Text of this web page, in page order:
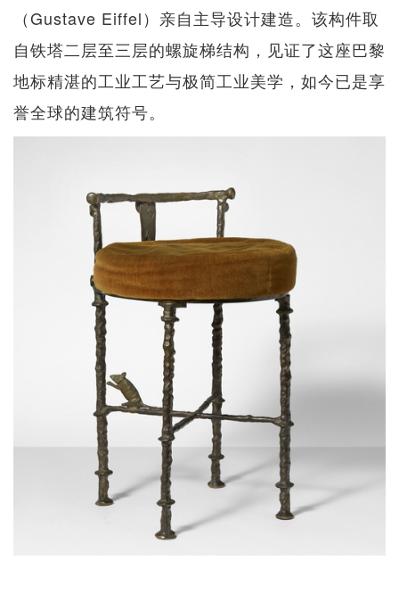
（Gustave Eiffel）亲自主导设计建造。该构件取
自铁塔二层至三层的螺旋梯结构，见证了这座巴黎
地标精湛的工业工艺与极简工业美学，如今已是享
誉全球的建筑符号。